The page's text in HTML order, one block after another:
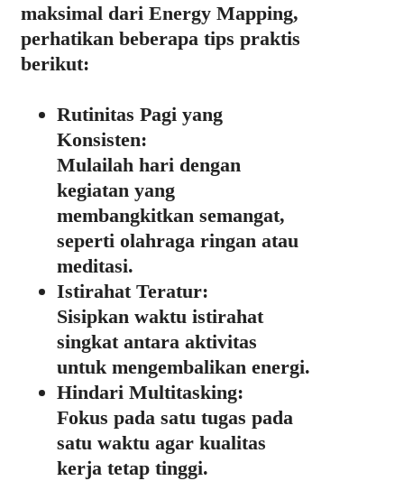
maksimal dari Energy Mapping,
perhatikan beberapa tips praktis
berikut:
Rutinitas Pagi yang
Konsisten:
Mulailah hari dengan
kegiatan yang
membangkitkan semangat,
seperti olahraga ringan atau
meditasi.
Istirahat Teratur:
Sisipkan waktu istirahat
singkat antara aktivitas
untuk mengembalikan energi.
Hindari Multitasking:
Fokus pada satu tugas pada
satu waktu agar kualitas
kerja tetap tinggi.